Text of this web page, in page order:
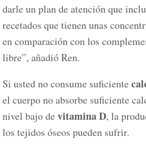
darle un plan de atención que
recetados que tienen unas
en comparación con los
libre”, añadió Ren.
Si usted no consume suficiente
el cuerpo no absorbe suficiente
nivel bajo de vitamina D, la
los tejidos óseos pueden sufrir.